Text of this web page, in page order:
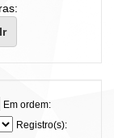
Em ordem:
Registro(s):